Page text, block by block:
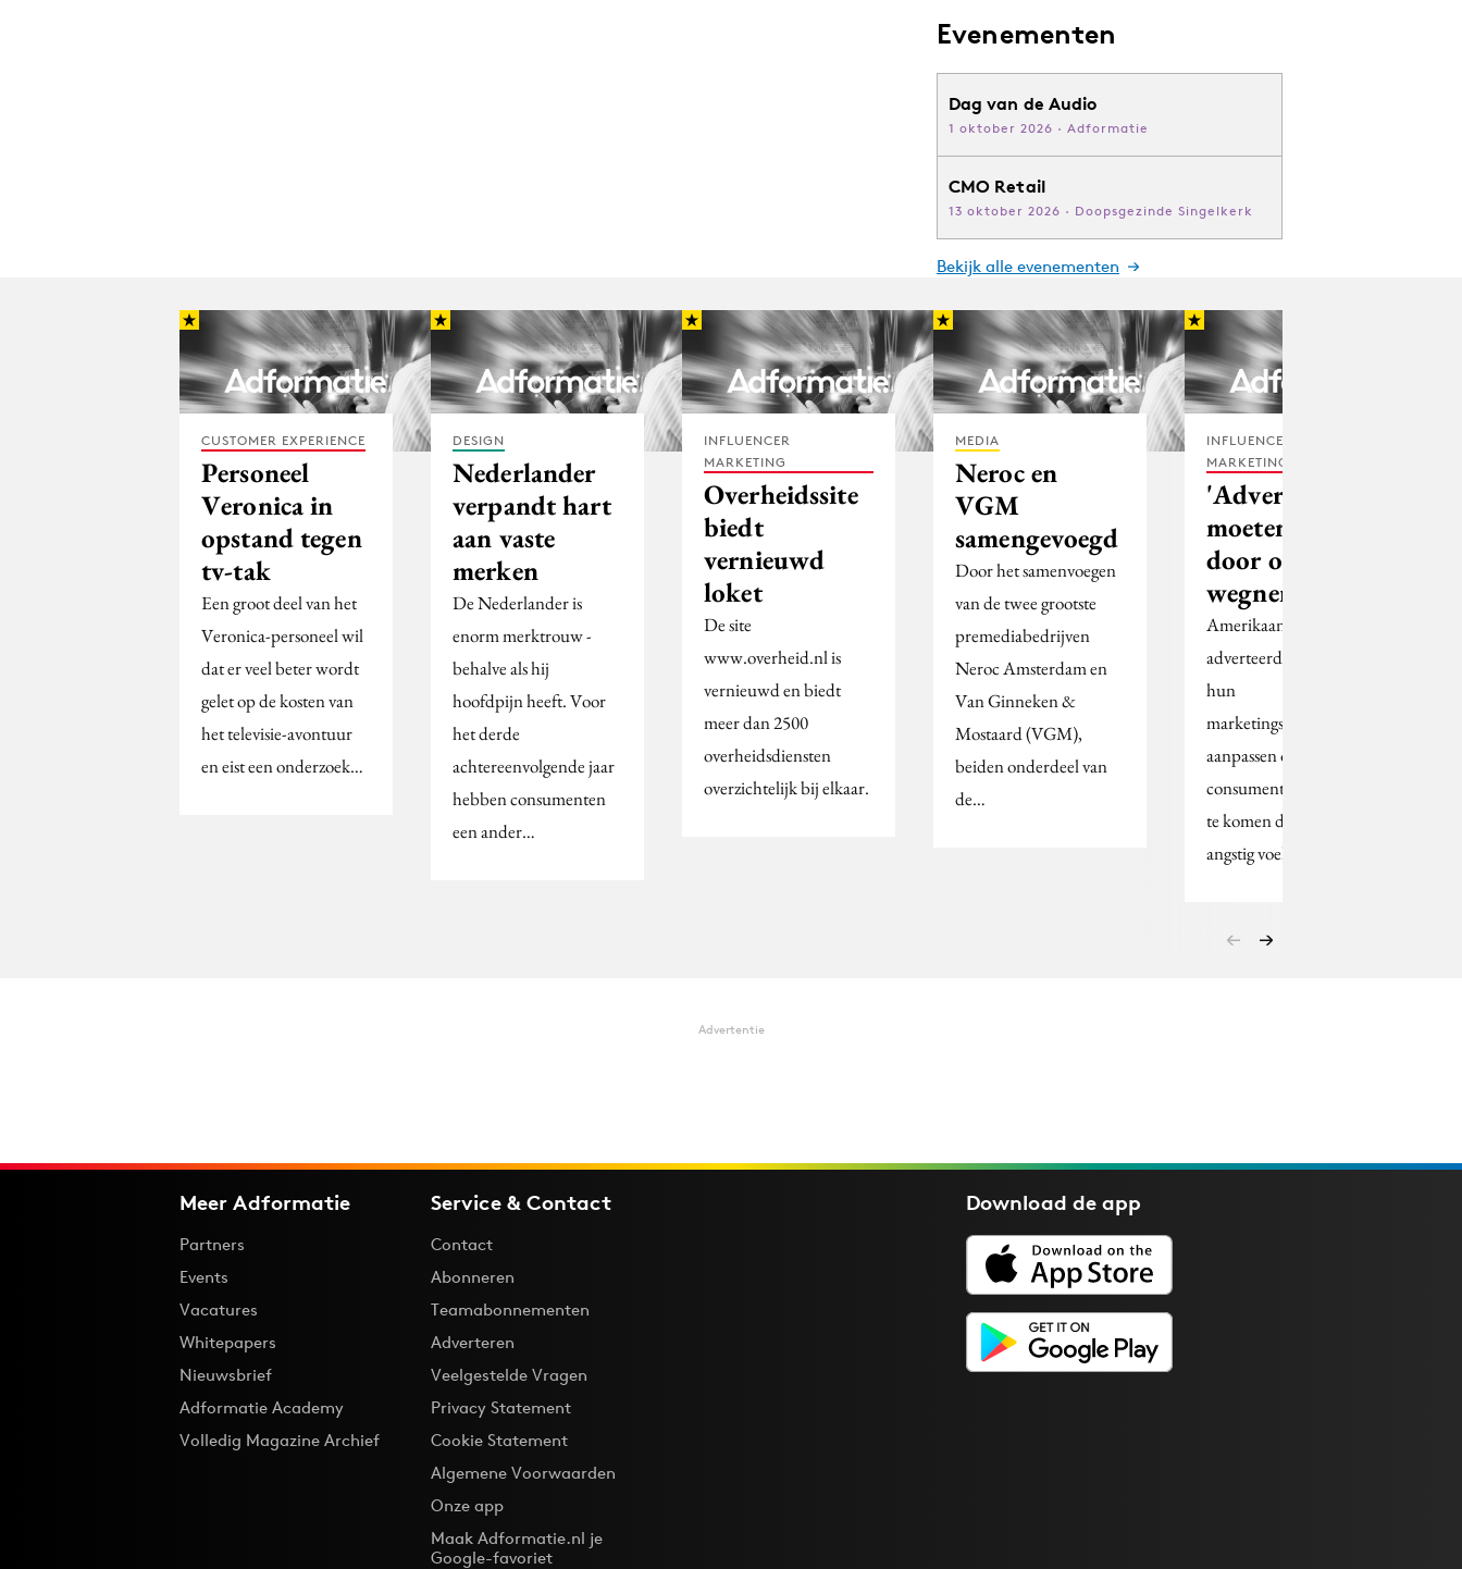
Evenementen
Dag van de Audio
1 oktober 2026 · Adformatie
CMO Retail
13 oktober 2026 · Doopsgezinde Singelkerk
Bekijk alle evenementen
CUSTOMER EXPERIENCE
Personeel
Veronica in
opstand tegen
tv-tak
Een groot deel van het
Veronica-personeel wil
dat er veel beter wordt
gelet op de kosten van
het televisie-avontuur
en eist een onderzoek…
DESIGN
Nederlander
verpandt hart
aan vaste
merken
De Nederlander is
enorm merktrouw -
behalve als hij
hoofdpijn heeft. Voor
het derde
achtereenvolgende jaar
hebben consumenten
een ander…
INFLUENCER
MARKETING
Overheidssite
biedt
vernieuwd
loket
De site
www.overheid.nl is
vernieuwd en biedt
meer dan 2500
overheidsdiensten
overzichtelijk bij elkaar.
MEDIA
Neroc en
VGM
samengevoegd
Door het samenvoegen
van de twee grootste
premediabedrijven
Neroc Amsterdam en
Van Ginneken &
Mostaard (VGM),
beiden onderdeel van
de…
INFLUENCER
MARKETING
'Adverteerders
moeten angst
door oorlog
wegnemen’
Amerikaanse
adverteerders moeten
hun
marketingstrategieën
aanpassen om
consumenten tegemoet
te komen die zich
angstig voelen over de…
Advertentie
Meer Adformatie
Partners
Events
Vacatures
Whitepapers
Nieuwsbrief
Adformatie Academy
Volledig Magazine Archief
Service & Contact
Contact
Abonneren
Teamabonnementen
Adverteren
Veelgestelde Vragen
Privacy Statement
Cookie Statement
Algemene Voorwaarden
Onze app
Maak Adformatie.nl je
Google-favoriet
Download deapp